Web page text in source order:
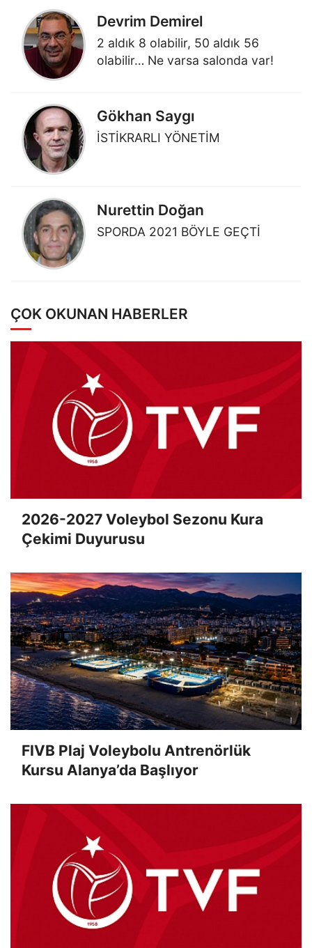
Devrim Demirel
2 aldık 8 olabilir, 50 aldık 56
olabilir… Ne varsa salonda var!
Gökhan Saygı
İSTİKRARLI YÖNETİM
Nurettin Doğan
SPORDA 2021 BÖYLE GEÇTİ
ÇOK OKUNAN HABERLER
2026-2027 Voleybol Sezonu Kura
Çekimi Duyurusu
FIVB Plaj Voleybolu Antrenörlük
Kursu Alanya’da Başlıyor